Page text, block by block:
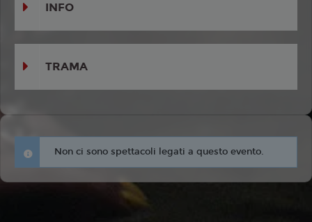
INFO
TRAMA
Non ci sono spettacoli legati a questo evento.